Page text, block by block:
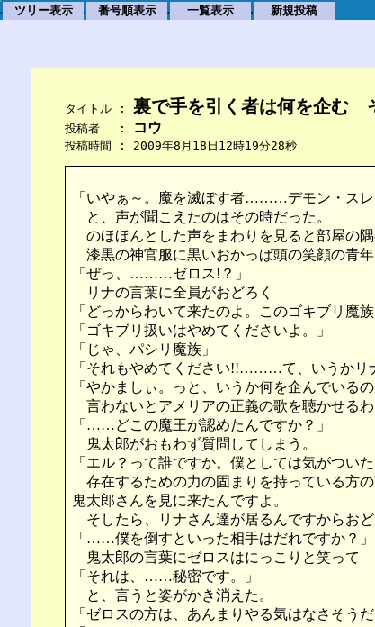
. ツリー表示 . 番号順表示 . 一覧表示 . 新規投稿
    タイトル :
裏で手を引く者は何を企む　
    投稿者　 :
コウ
    投稿時間 : 2009年8月18日12時19分28秒
「いやぁ～。魔を滅ぼす者………デモン・スレ
と、声が聞こえたのはその時だった。
のほほんとした声をまわりを見ると部屋の
漆黒の神官服に黒いおかっぱ頭の笑顔の青
「ぜっ、………ゼロス!？」
リナの言葉に全員がおどろく
「どっからわいて来たのよ。このゴキブリ魔族
「ゴキブリ扱いはやめてくださいよ。」
「じゃ、パシリ魔族」
「それもやめてください!!………て、いうかリ
「やかましぃ。っと、いうか何を企んでいる
言わないとアメリアの正義の歌を聴かせる
「……どこの魔王が認めたんですか？」
鬼太郎がおもわず質問してしまう。
「エル？って誰ですか。僕としては気がつい
存在するための力の固まりを持っている方
鬼太郎さんを見に来たんですよ。
そしたら、リナさん達が居るんですからおど
「……僕を倒すといった相手はだれですか？」
鬼太郎の言葉にゼロスはにっこりと笑って
「それは、……秘密です。」
と、言うと姿がかき消えた。
「ゼロスの方は、あんまりやる気はなさそうだ